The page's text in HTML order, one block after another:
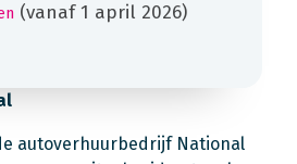
(vanaf 1 april 2026)
autoverhuurbedrijf National